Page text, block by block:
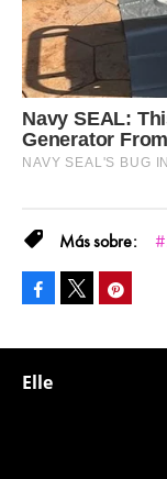
Facebook
Elle